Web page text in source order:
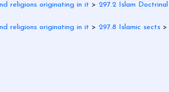
religions originating in it > 297.2 Islam
religions originating in it > 297.8 Islamic sects >